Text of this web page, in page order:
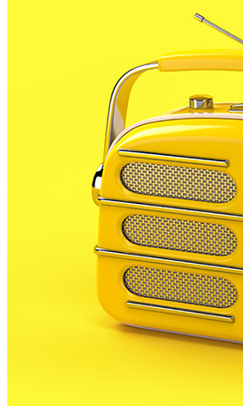
L’Ajuntament havia demanat
entén que hi ha hagut silenci
quan hauria aixecat la suspensió.
Davant d’això l’Ajuntament
suspès- quedin sense efecte
Les protestes sobre aquesta
convocant, la coordinadora
Iniciativa de Malgrat ha
Maresme i que haurà d’arribar,
El Punt / Ràdio Palafolls
A partir d’ara no et